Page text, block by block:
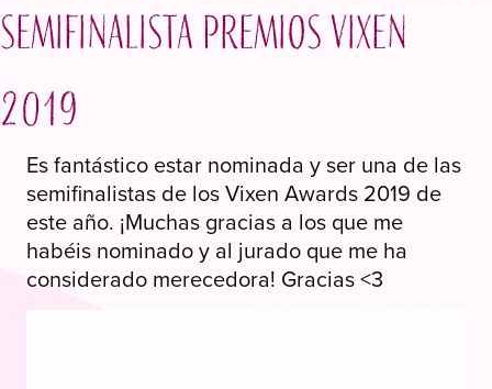
Semifinalista Premios Vixen
2019
Es fantástico estar nominada y ser una de las
semifinalistas de los Vixen Awards 2019 de
este año. ¡Muchas gracias a los que me
habéis nominado y al jurado que me ha
considerado merecedora! Gracias <3